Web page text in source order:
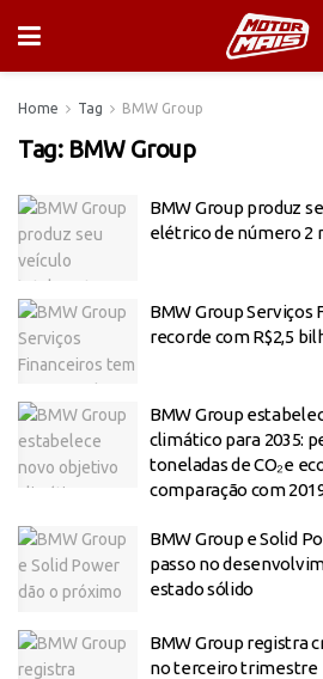
Home Tag BMW Group
Tag: BMW Group
BMW Group produz
elétrico de número 2
BMW Group
recorde com R$2,5
BMW Group
climático para 2035:
toneladas de CO₂e
comparação com
BMW Group e Solid
passo no
estado sólido
BMW Group registra
no terceiro trimestre